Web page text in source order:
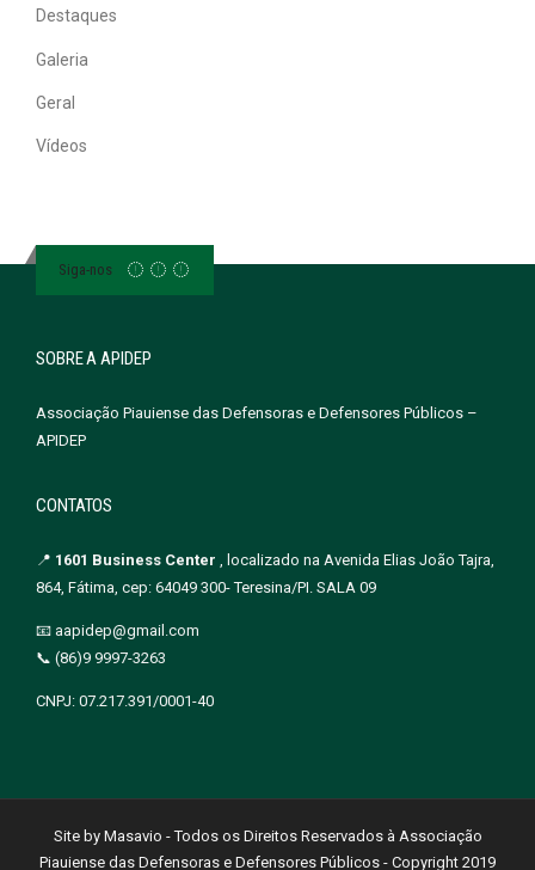
Destaques
Galeria
Geral
Vídeos
Siga-nos
SOBRE A APIDEP
Associação Piauiense das Defensoras e Defensores Públicos –
APIDEP
CONTATOS
📍 1601 Business Center , localizado na Avenida Elias João Tajra,
864, Fátima, cep: 64049 300- Teresina/PI. SALA 09
📧 aapidep@gmail.com
📞 (86)9 9997-3263
CNPJ: 07.217.391/0001-40
Site by Masavio - Todos os Direitos Reservados à Associação
Piauiense das Defensoras e Defensores Públicos - Copyright 2019